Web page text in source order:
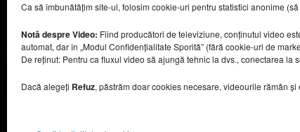
Ca să îmbunătățim site-ul, folosim cookie-uri pentru statistici anonime
Notă despre Video: Fiind producători de televiziune, conținutul video
automat, dar în „Modul Confidențialitate Sporită” (fără cookie-uri de
De reținut: Pentru ca fluxul video să ajungă tehnic la dvs., conectarea
Dacă alegeți Refuz, păstrăm doar cookies necesare, videourile rămân
COOL MEDIA BROADCASTING & EVENTS SRL.
Toate drepturile rezervate.
Contacte în secțiunea „Despre noi”.
Urmăriți emisiunea Casa Magazin pe Digi24,
sâmbătă, de la ora 9:30.